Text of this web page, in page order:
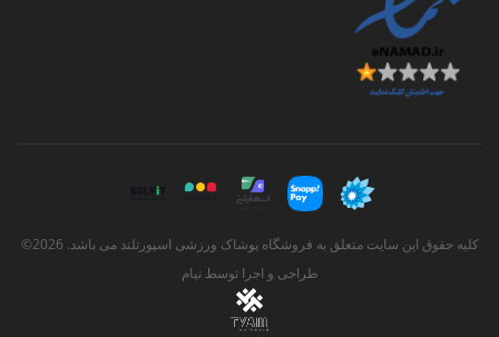
کلیه حقوق این سایت متعلق به فروشگاه پوشاک ورزشی اسپورتلند می باشد. 2026©
طراحی و اجرا توسطتیام